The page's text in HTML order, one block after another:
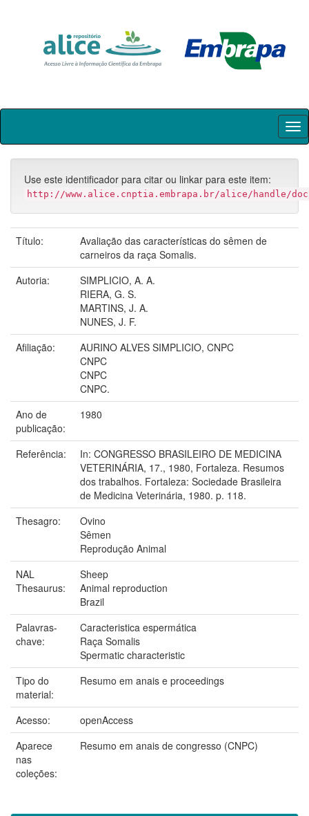
Skip
Use este identificador para citar ou linkar para este item:
http://www.alice.cnptia.embrapa.br/alice/handle/
Título:
Avaliação das características do sêmen de
carneiros da raça Somalis.
Autoria:
SIMPLICIO, A. A.
RIERA, G. S.
MARTINS, J. A.
NUNES, J. F.
Afiliação:
AURINO ALVES SIMPLICIO, CNPC
CNPC
CNPC
CNPC.
Ano de
publicação:
1980
Referência:
In: CONGRESSO BRASILEIRO DE MEDICINA
VETERINÁRIA, 17., 1980, Fortaleza. Resumos
dos trabalhos. Fortaleza: Sociedade Brasileira
de Medicina Veterinária, 1980. p. 118.
Thesagro:
Ovino
Sêmen
Reprodução Animal
NAL
Thesaurus:
Sheep
Animal reproduction
Brazil
Palavras-
chave:
Caracteristica espermática
Raça Somalis
Spermatic characteristic
Tipo do
material:
Resumo em anais e proceedings
Acesso:
openAccess
Aparece
nas
coleções:
Resumo em anais de congresso (CNPC)